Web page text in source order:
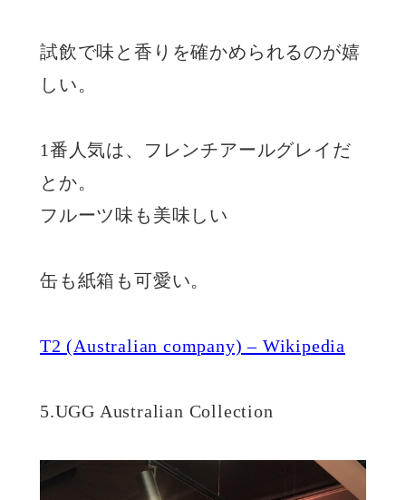
試飲で味と香りを確かめられるのが嬉
しい。
1番人気は、フレンチアールグレイだ
とか。
フルーツ味も美味しい
缶も紙箱も可愛い。
T2 (Australian company) – Wikipedia
5.UGG Australian Collection